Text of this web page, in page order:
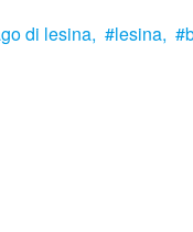
di lesina, lesina,